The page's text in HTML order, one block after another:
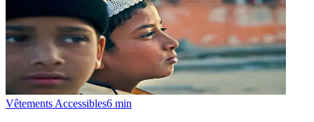
Vêtements Accessibles6 min